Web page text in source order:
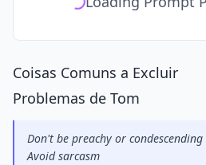
Coisas Comuns a Excluir
Problemas de Tom
Don't be preachy or condescending
Avoid sarcasm